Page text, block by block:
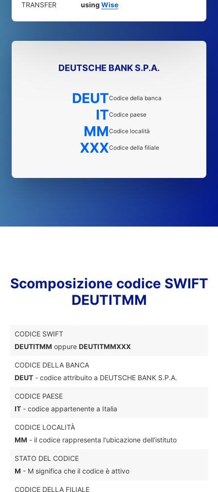
TRANSFER
using Wise
DEUTSCHE BANK S.P.A.
DEUTCodice della banca
ITCodice paese
MMCodice località
XXXCodice della filiale
Scomposizione codice SWIFT
DEUTITMM
CODICE SWIFT
DEUTITMM oppure DEUTITMMXXX
CODICE DELLA BANCA
DEUT - codice attribuito a DEUTSCHE BANK S.P.A.
CODICE PAESE
IT - codice appartenente a Italia
CODICE LOCALITÀ
MM - il codice rappresenta l'ubicazione dell'istituto
STATO DEL CODICE
M - M significa che il codice è attivo
CODICE DELLA FILIALE